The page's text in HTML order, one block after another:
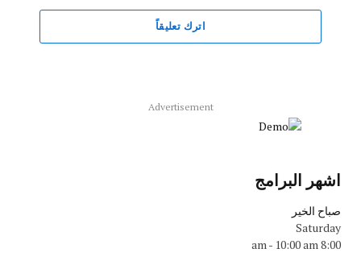
اترك تعليقاً
Advertisement
اشهر البرامج
صباح الخير
Saturday
8:00 am
- 10:00 am